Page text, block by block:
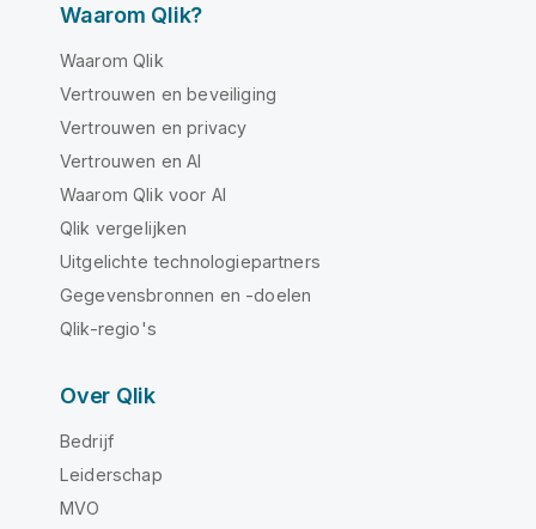
Waarom Qlik?
Waarom Qlik
Vertrouwen en beveiliging
Vertrouwen en privacy
Vertrouwen en AI
Waarom Qlik voor AI
Qlik vergelijken
Uitgelichte technologiepartners
Gegevensbronnen en -doelen
Qlik-regio's
Over Qlik
Bedrijf
Leiderschap
MVO